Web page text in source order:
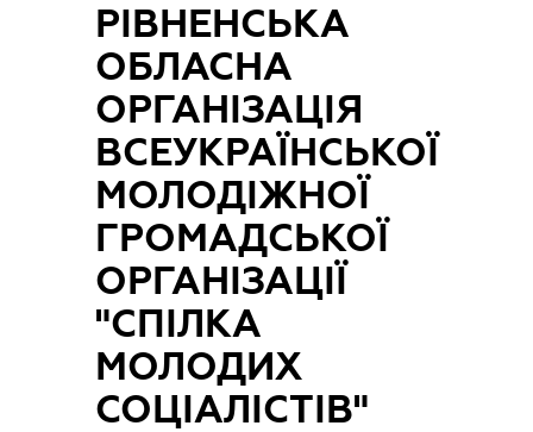
РІВНЕНСЬКА
ОБЛАСНА
ОРГАНІЗАЦІЯ
ВСЕУКРАЇНСЬКОЇ
МОЛОДІЖНОЇ
ГРОМАДСЬКОЇ
ОРГАНІЗАЦІЇ
"СПІЛКА
МОЛОДИХ
СОЦІАЛІСТІВ"